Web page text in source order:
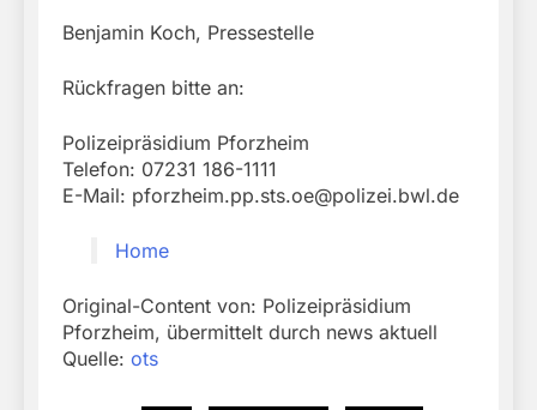
Benjamin Koch, Pressestelle
Rückfragen bitte an:
Polizeipräsidium Pforzheim
Telefon: 07231 186-1111
E-Mail: pforzheim.pp.sts.oe@polizei.bwl.de
Home
Original-Content von: Polizeipräsidium
Pforzheim, übermittelt durch news aktuell
Quelle: ots